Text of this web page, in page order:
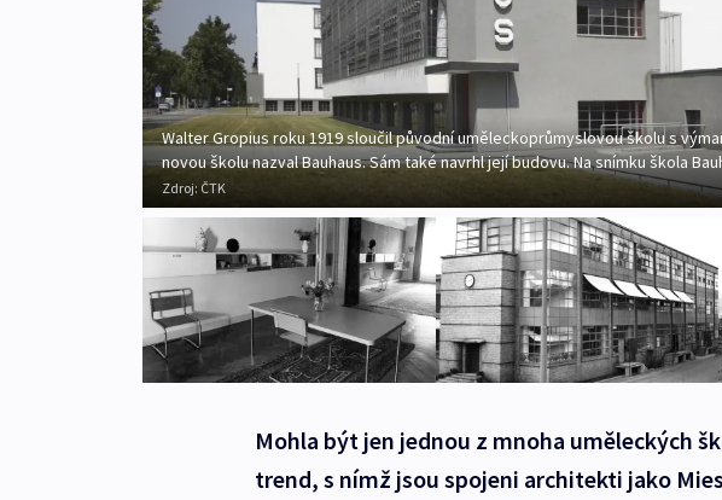
Walter Gropius roku 1919 sloučil původní uměleckoprůmyslovou školu s
novou školu nazval Bauhaus. Sám také navrhl její budovu. Na snímku škola
Zdroj: ČTK
Mohla být jen jednou z mnoha uměleckých
trend, s nímž jsou spojeni architekti jako